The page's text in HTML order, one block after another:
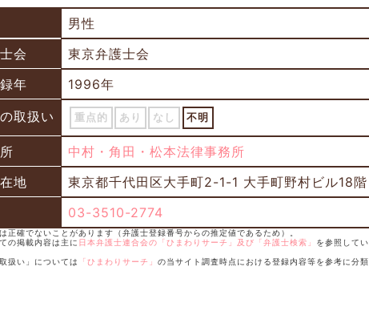
男性
会
東京弁護士会
年
1996年
取扱い
重点的 あり なし 不明
中村・角田・松本法律事務所
地
東京都千代田区大手町2-1-1 大手町野村ビル18階
03-3510-2774
正確でないことがあります（弁護士登録番号からの推定値であるため）。
の掲載内容は主に 日本弁護士連合会の「ひまわりサーチ」及び「弁護士検索」
を参照してい
扱い」については
「ひまわりサーチ」 の当サイト調査時点における登録内容等を参考に分類